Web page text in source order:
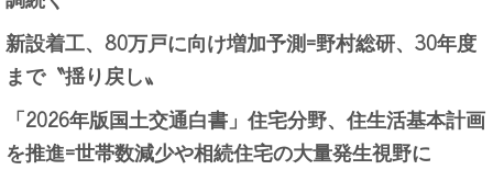
新設着工、80万戸に向け増加予測=野村総研、30年度
まで〝揺り戻し〟
「2026年版国土交通白書」住宅分野、住生活基本計画
を推進=世帯数減少や相続住宅の大量発生視野に